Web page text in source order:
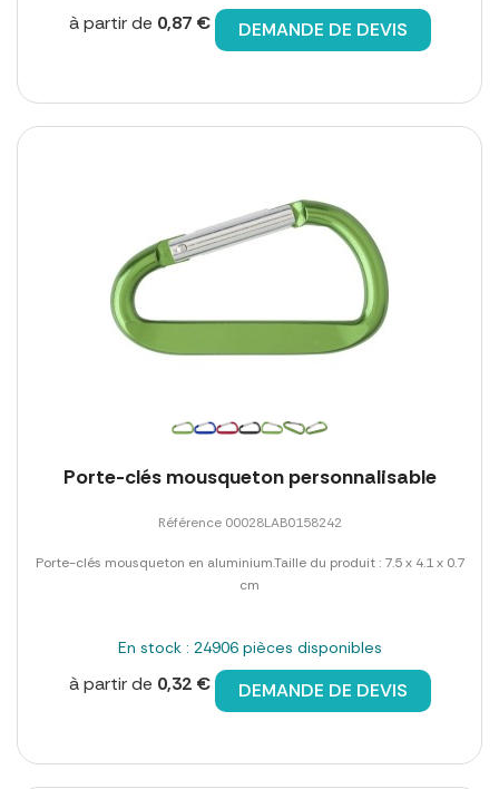
à partir de 0,87 € DEMANDE DE DEVIS
Porte-clés mousqueton personnalisable
Référence 00028LAB0158242
Porte-clés mousqueton en aluminium.Taille du produit : 7.5 x 4.1 x 0.7
cm
En stock : 24906 pièces disponibles
à partir de 0,32 € DEMANDE DE DEVIS